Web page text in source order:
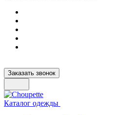
Заказать звонок
Каталог одежды